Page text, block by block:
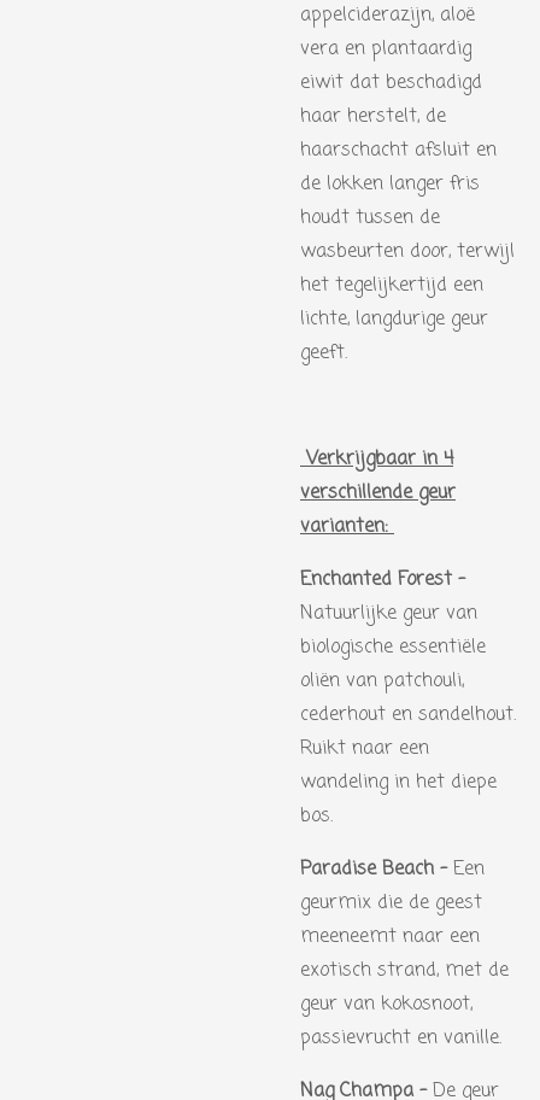
appelciderazijn, aloë
vera en plantaardig
eiwit dat beschadigd
haar herstelt, de
haarschacht afsluit en
de lokken langer fris
houdt tussen de
wasbeurten door, terwijl
het tegelijkertijd een
lichte, langdurige geur
geeft.
Verkrijgbaar in 4
verschillende geur
varianten:
Enchanted Forest -
Natuurlijke geur van
biologische essentiële
oliën van patchouli,
cederhout en sandelhout.
Ruikt naar een
wandeling in het diepe
bos.
Paradise Beach -Een
geurmix die de geest
meeneemt naar een
exotisch strand, met de
geur van kokosnoot,
passievrucht en vanille.
Nag Champa -De geur